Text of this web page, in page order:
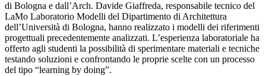
di Bologna e dall’Arch. Davide Giaffreda, responsabile tecnico del
LaMo Laboratorio Modelli del Dipartimento di Architettura
dell’Università di Bologna, hanno realizzato i modelli dei riferimenti
progettuali precedentemente analizzati. L’esperienza laboratoriale ha
offerto agli studenti la possibilità di sperimentare materiali e tecniche
testando soluzioni e confrontando le proprie scelte con un processo
del tipo “learning by doing”.